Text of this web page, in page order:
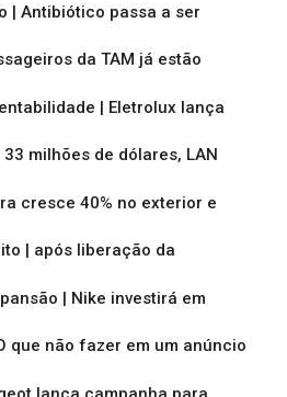
| Antibiótico passa a ser
da TAM já estão
| Eletrolux lança
milhões de dólares, LAN
cresce 40% no exterior e
| após liberação da
| Nike investirá em
que não fazer em um anúncio